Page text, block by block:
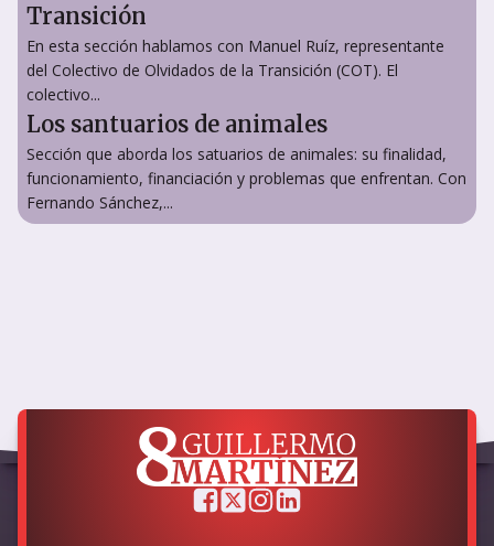
Transición
En esta sección hablamos con Manuel Ruíz, representante
del Colectivo de Olvidados de la Transición (COT). El
colectivo...
Los santuarios de animales
Sección que aborda los satuarios de animales: su finalidad,
funcionamiento, financiación y problemas que enfrentan. Con
Fernando Sánchez,...